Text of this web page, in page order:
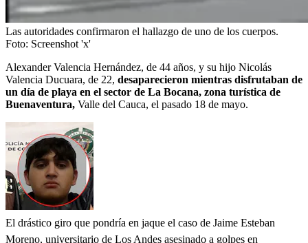
Las autoridades confirmaron el hallazgo de uno de los cuerpos.
Foto: Screenshot 'x'
Alexander Valencia Hernández, de 44 años, y su hijo Nicolás
Valencia Ducuara, de 22, desaparecieron mientras disfrutaban de
un día de playa en el sector de La Bocana, zona turística de
Buenaventura, Valle del Cauca, el pasado 18 de mayo.
El drástico giro que pondría en jaque el caso de Jaime Esteban
Moreno, universitario de Los Andes asesinado a golpes en